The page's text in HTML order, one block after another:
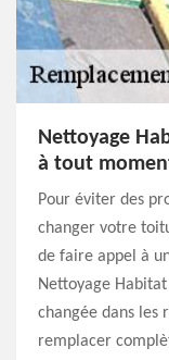
Nettoyage
à tout
Pour éviter des
changer votre
de faire appel à
Nettoyage
changée dans les
remplacer